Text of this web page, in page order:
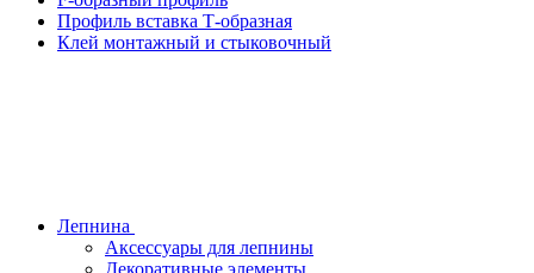
Профиль вставка Т-образная
Клей монтажный и стыковочный
Лепнина
Аксессуары для лепнины
Декоративные элементы